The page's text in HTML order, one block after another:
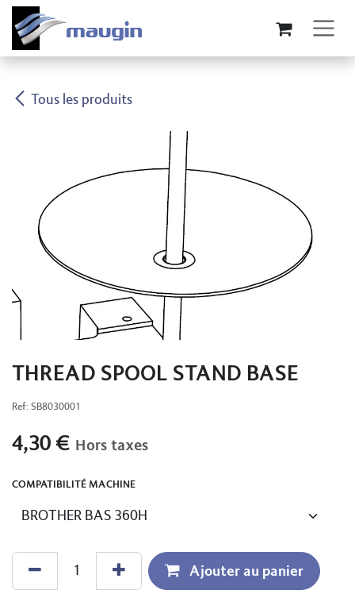
Se rendre au contenu
Tous les produits
THREAD SPOOL STAND BASE
Ref: SB8030001
4,30 € Hors taxes
COMPATIBILITÉ MACHINE
Ajouter au panier